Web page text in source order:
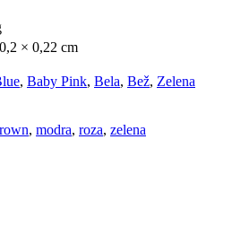
× 0,22 cm
, Baby Pink, Bela, Bež, Zelena
, modra, roza, zelena